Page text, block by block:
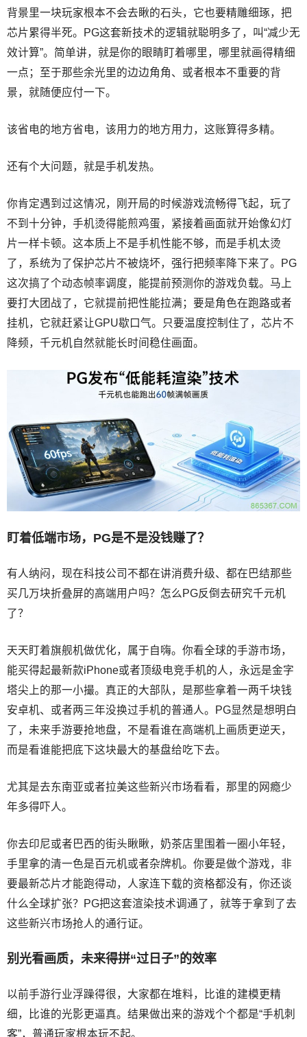
背景里一块玩家根本不会去瞅的石头，它也要精雕细琢，把
芯片累得半死。PG这套新技术的逻辑就聪明多了，叫“减少无
效计算”。简单讲，就是你的眼睛盯着哪里，哪里就画得精细
一点；至于那些余光里的边边角角、或者根本不重要的背
景，就随便应付一下。
该省电的地方省电，该用力的地方用力，这账算得多精。
还有个大问题，就是手机发热。
你肯定遇到过这情况，刚开局的时候游戏流畅得飞起，玩了
不到十分钟，手机烫得能煎鸡蛋，紧接着画面就开始像幻灯
片一样卡顿。这本质上不是手机性能不够，而是手机太烫
了，系统为了保护芯片不被烧坏，强行把频率降下来了。PG
这次搞了个动态帧率调度，能提前预测你的游戏负载。马上
要打大团战了，它就提前把性能拉满；要是角色在跑路或者
挂机，它就赶紧让GPU歇口气。只要温度控制住了，芯片不
降频，千元机自然就能长时间稳住画面。
盯着低端市场，PG是不是没钱赚了？
有人纳闷，现在科技公司不都在讲消费升级、都在巴结那些
买几万块折叠屏的高端用户吗？怎么PG反倒去研究千元机
了？
天天盯着旗舰机做优化，属于自嗨。你看全球的手游市场，
能买得起最新款iPhone或者顶级电竞手机的人，永远是金字
塔尖上的那一小撮。真正的大部队，是那些拿着一两千块钱
安卓机、或者两三年没换过手机的普通人。PG显然是想明白
了，未来手游要抢地盘，不是看谁在高端机上画质更逆天，
而是看谁能把底下这块最大的基盘给吃下去。
尤其是去东南亚或者拉美这些新兴市场看看，那里的网瘾少
年多得吓人。
你去印尼或者巴西的街头瞅瞅，奶茶店里围着一圈小年轻，
手里拿的清一色是百元机或者杂牌机。你要是做个游戏，非
要最新芯片才能跑得动，人家连下载的资格都没有，你还谈
什么全球扩张？PG把这套渲染技术调通了，就等于拿到了去
这些新兴市场抢人的通行证。
别光看画质，未来得拼“过日子”的效率
以前手游行业浮躁得很，大家都在堆料，比谁的建模更精
细，比谁的光影更逼真。结果做出来的游戏个个都是“手机刺
客”，普通玩家根本玩不起。